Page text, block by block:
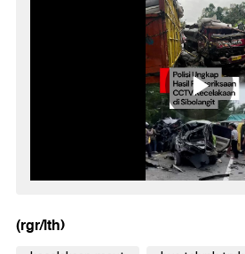
(rgr/lth)